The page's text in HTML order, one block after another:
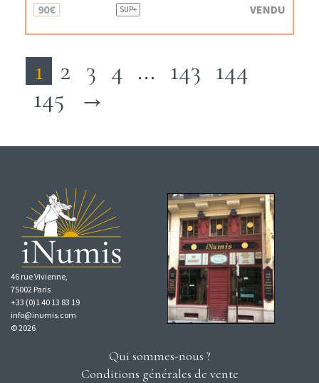
90€ SUP+ VENDU
1 2 3 4 … 143 144
145
→
46 rue Vivienne,
75002 Paris
+33 (0)1 40 13 83 19
info@inumis.com
© 2026
Qui sommes-nous ?
Conditions générales de vente